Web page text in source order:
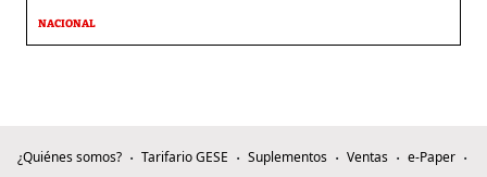
NACIONAL
¿Quiénes somos? Tarifario GESE Suplementos Ventas
e-Paper